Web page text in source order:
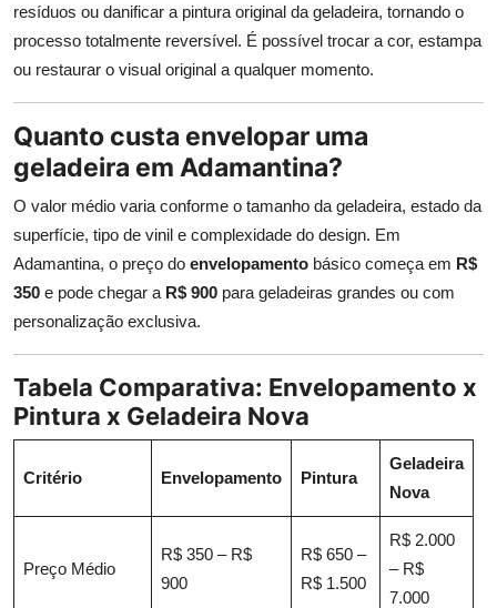
resíduos ou danificar a pintura original da geladeira, tornando o
processo totalmente reversível. É possível trocar a cor, estampa
ou restaurar o visual original a qualquer momento.
Quanto custa envelopar uma
geladeira em Adamantina?
O valor médio varia conforme o tamanho da geladeira, estado da
superfície, tipo de vinil e complexidade do design. Em
Adamantina, o preço do envelopamento básico começa em R$
350 e pode chegar a R$ 900 para geladeiras grandes ou com
personalização exclusiva.
Tabela Comparativa: Envelopamento x
Pintura x Geladeira Nova
Critério Envelopamento Pintura
Geladeira
Nova
Preço Médio
R$ 350 – R$
900
R$ 650 –
R$ 1.500
R$ 2.000
– R$
7.000